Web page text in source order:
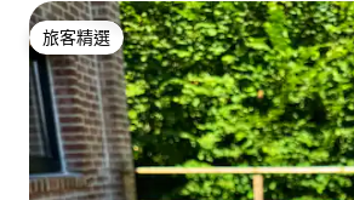
旅客精選
旅客精選